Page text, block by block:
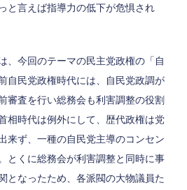
と言えば指導力の低下が危惧され
、今回のテーマの民主党政権の「自
自民党政権時代には、自民党政調が
審査を行い総務会も利害調整の役割
相時代は例外にして、歴代政権は党
来ず、一種の自民党主導のコンセン
とくに総務会が利害調整と同時に事
となったため、各派閥の大物議員た